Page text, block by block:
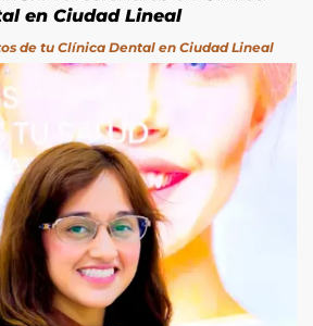
en Ciudad Lineal
de tu Clínica Dental en Ciudad Lineal